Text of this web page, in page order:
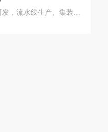
运用工业化产品研发，流水线生产、集装箱式运…